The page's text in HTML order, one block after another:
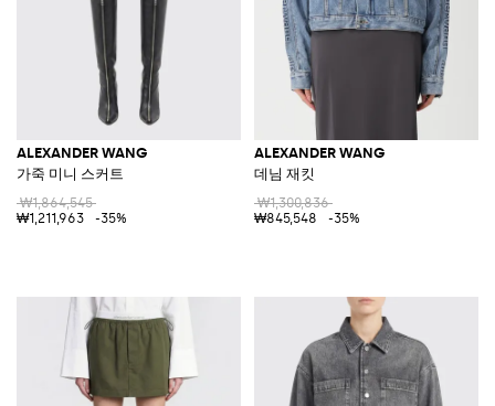
ALEXANDER WANG
가죽 미니 스커트
₩1,864,545
₩1,211,963
-35%
ALEXANDER WANG
데님 재킷
₩1,300,836
₩845,548
-35%